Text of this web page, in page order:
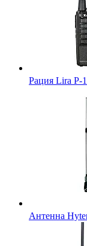
Рация Lira P-
Антенна